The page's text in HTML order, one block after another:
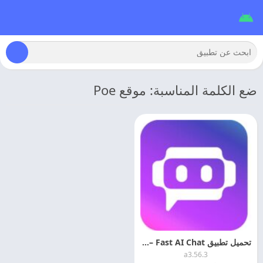
ضع الكلمة المناسبة: موقع Poe
تحميل تطبيق Poe – Fast AI Chat مهكر الذكاء الاصطناعي مجانا
a3.56.3